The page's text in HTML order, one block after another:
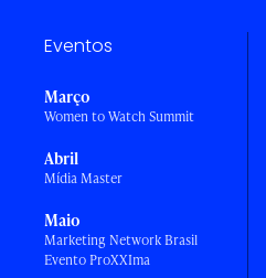
Eventos
Março
Women to Watch Summit
Abril
Mídia Master
Maio
Marketing Network Brasil
Evento ProXXIma